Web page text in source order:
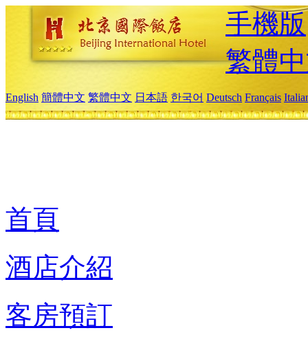
手機版
繁體
English 簡體中文 繁體中文 日本語 한국어 Deutsch Français
首頁
酒店介紹
客房預訂